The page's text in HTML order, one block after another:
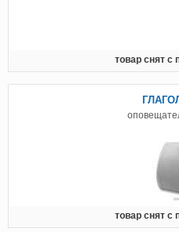
товар снят с
товар снят с